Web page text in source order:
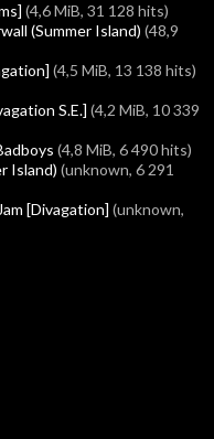
(4,6 MiB, 31 128 hits)
(Summer Island) (48,9
(4,5 MiB, 13 138 hits)
S.E.] (4,2 MiB, 10 339
(4,8 MiB, 6 490 hits)
Island) (unknown, 6 291
[Divagation] (unknown,